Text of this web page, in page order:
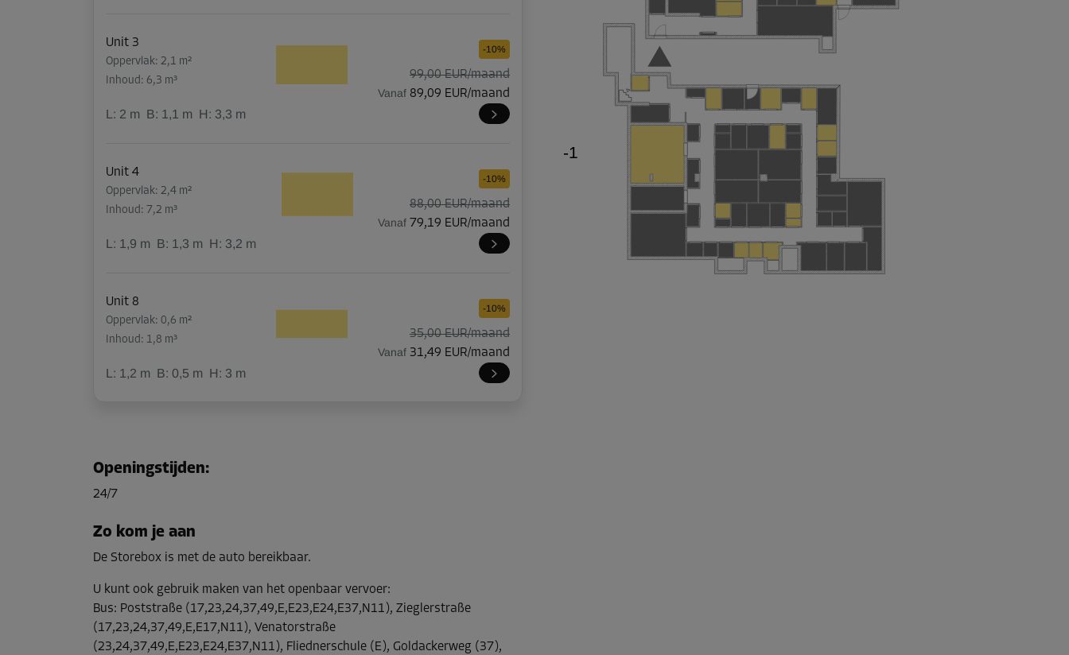
Unit 3
Oppervlak: 2,1 m²
Inhoud: 6,3 m³
L: 2 m B: 1,1 m H: 3,3 m
-10%
99,00 EUR/maand
Vanaf 89,09 EUR/maand
Unit 4
Oppervlak: 2,4 m²
Inhoud: 7,2 m³
L: 1,9 m B: 1,3 m H: 3,2 m
-10%
88,00 EUR/maand
Vanaf 79,19 EUR/maand
Unit 8
Oppervlak: 0,6 m²
Inhoud: 1,8 m³
L: 1,2 m B: 0,5 m H: 3 m
-10%
35,00 EUR/maand
Vanaf 31,49 EUR/maand
Inhoud: 19,2 m³
L:
Unit 19
Oppervlak: 1,5 m²
Inhoud: 4,5 m³
L:1,3m B:1,2m H:2,4m
Vanaf 44,99 EUR/maand
-1
Openingstijden:
24/7
Zo kom je aan
De Storebox is met de auto bereikbaar.
U kunt ook gebruik maken van het openbaar vervoer:
Bus: Poststraße (17,23,24,37,49,E,E23,E24,E37,N11), Zieglerstraße
(17,23,24,37,49,E,E17,N11), Venatorstraße
(23,24,37,49,E,E23,E24,E37,N11), Fliednerschule (E), Goldackerweg (37),